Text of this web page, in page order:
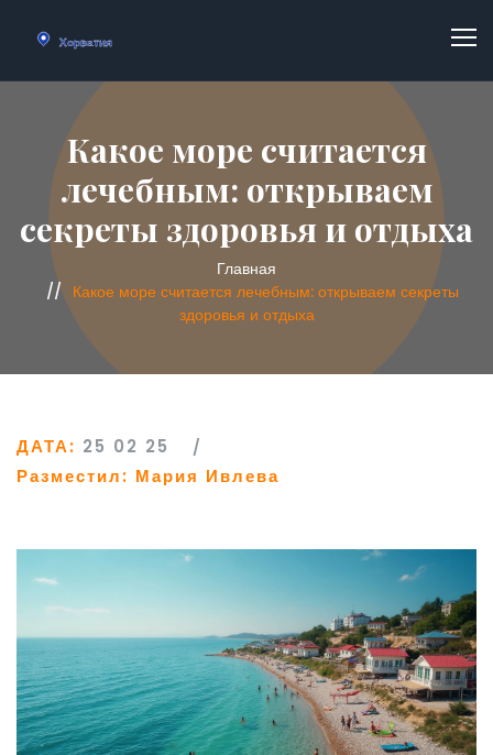
Какое море считается
лечебным: открываем
секреты здоровья и отдыха
Главная
Какое море считается лечебным: открываем секреты
здоровья и отдыха
ДАТА: 25 02 25
Разместил: Мария Ивлева